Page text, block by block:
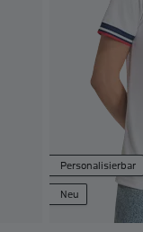
Personalisierbar
Neu